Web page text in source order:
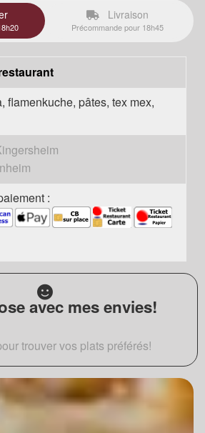
Livraison
Précommande pour 18h45
flamenkuche, pâtes, tex mex,
:
avec mes envies!
trouver vos plats préférés!